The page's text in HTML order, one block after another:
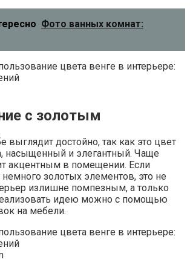
Фото ванных комнат:
с золотым
выглядит достойно, так как это цвет
насыщенный и элегантный. Чаще
акцентным в помещении. Если
золотых элементов, это не
излишне помпезным, а только
идею можно с помощью
на мебели.